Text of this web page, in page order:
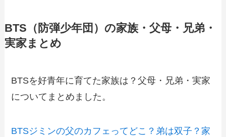
BTS（防弾少年団）の家族・父母・兄弟・
実家まとめ
BTSを好青年に育てた家族は？父母・兄弟・実家
についてまとめました。
BTSジミンの父のカフェってどこ？弟は双子？家